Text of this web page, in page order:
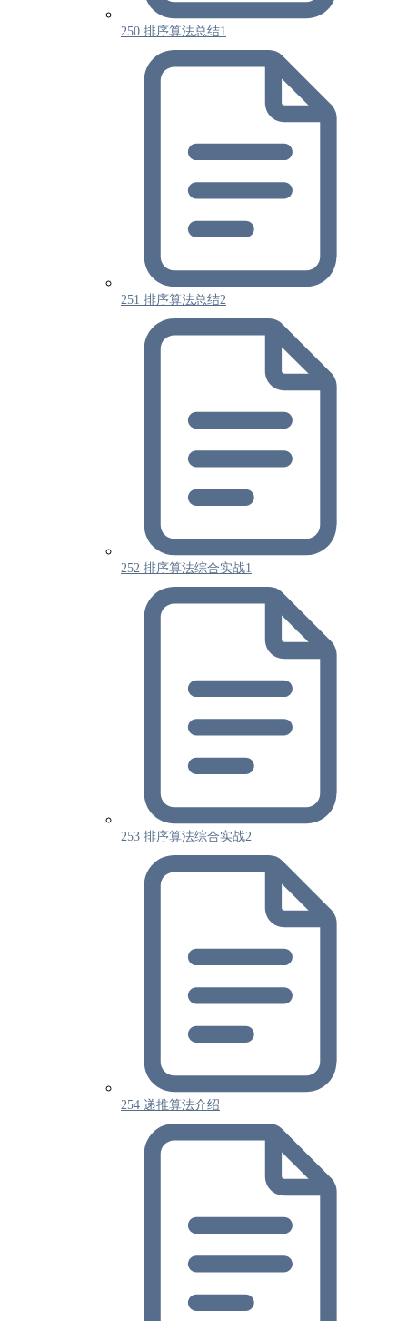
250 排序算法总结1
251 排序算法总结2
252 排序算法综合实战1
253 排序算法综合实战2
254 递推算法介绍